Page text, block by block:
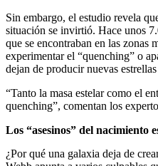
Sin embargo, el estudio revela
situación se invirtió. Hace unos
que se encontraban en las zonas
experimentar el “quenching” o
dejan de producir nuevas
“Tanto la masa estelar como el
quenching”, comentan los
Los “asesinos” del nacimiento
¿Por qué una galaxia deja de